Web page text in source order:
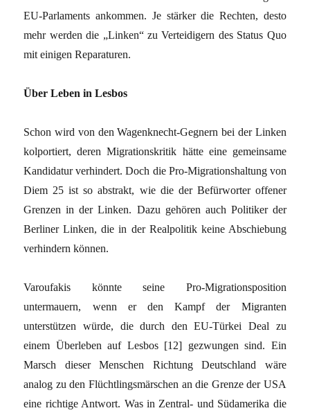
EU-Parlaments ankommen. Je stärker die Rechten, desto
mehr werden die „Linken“ zu Verteidigern des Status Quo
mit einigen Reparaturen.
Über Leben in Lesbos
Schon wird von den Wagenknecht-Gegnern bei der Linken
kolportiert, deren Migrationskritik hätte eine gemeinsame
Kandidatur verhindert. Doch die Pro-Migrationshaltung von
Diem 25 ist so abstrakt, wie die der Befürworter offener
Grenzen in der Linken. Dazu gehören auch Politiker der
Berliner Linken, die in der Realpolitik keine Abschiebung
verhindern können.
Varoufakis könnte seine Pro-Migrationsposition
untermauern, wenn er den Kampf der Migranten
unterstützen würde, die durch den EU-Türkei Deal zu
einem Überleben auf Lesbos [12] gezwungen sind. Ein
Marsch dieser Menschen Richtung Deutschland wäre
analog zu den Flüchtlingsmärschen an die Grenze der USA
eine richtige Antwort. Was in Zentral- und Südamerika die